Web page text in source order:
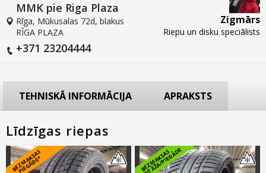
MMK pie Riga Plaza
Rīga, Mūkusalas 72d, blakus
RĪGA PLAZA
+371 23204444
Zigmārs
Riepu un disku speciālists
TEHNISKĀ INFORMĀCIJA APRAKSTS
Līdzīgas riepas
B
E
Z
M
A
K
S
A
S
PI
E
G
Ā
D
E
* B
E
Z
M
A
K
S
A
S
M
O
N
T
Ā
Ž
A
/
PI
E
G
Ā
D
E